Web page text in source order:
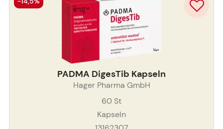
PADMA DigesTib Kapseln
Hager Pharma GmbH
60 St
Kapseln